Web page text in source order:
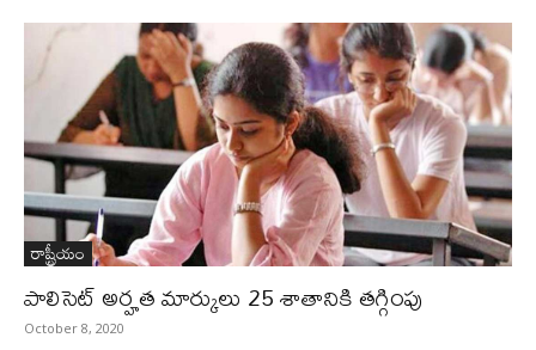
రాష్ట్రీయం
పాలిసెట్‌ అర్హత మార్కులు 25 శాతానికి తగ్గింపు
October 8, 2020